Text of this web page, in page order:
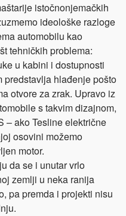
istočnonjemačkih
ideološke razloge
automobilu kao
tehničkih problema:
u kabini i dostupnosti
predstavlja hlađenje pošto
otvore za zrak. Upravo iz
s takvim dizajnom,
– ako Tesline električne
osovini možemo
motor.
da se i unutar vrlo
zemlji u neka ranija
pa premda i projekti nisu